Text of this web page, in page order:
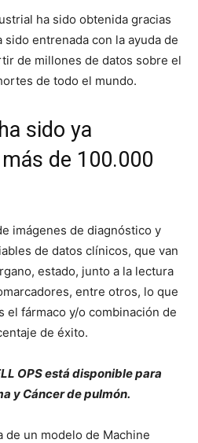
ha sido obtenida gracias
sido entrenada con la ayuda de
de millones de datos sobre el
de todo el mundo.
sido ya
de 100.000
imágenes de diagnóstico y
de datos clínicos, que van
estado, junto a la lectura
entre otros, lo que
el fármaco y/o combinación de
de éxito.
OPS está disponible para
y Cáncer de pulmón.
de un modelo de Machine